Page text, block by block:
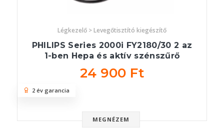
Légkezelő > Levegőtisztító kiegészítő
PHILIPS Series 2000i FY2180/30 2 az
1-ben Hepa és aktív szénszűrő
24 900 Ft
MEGNÉZEM
2 év garancia